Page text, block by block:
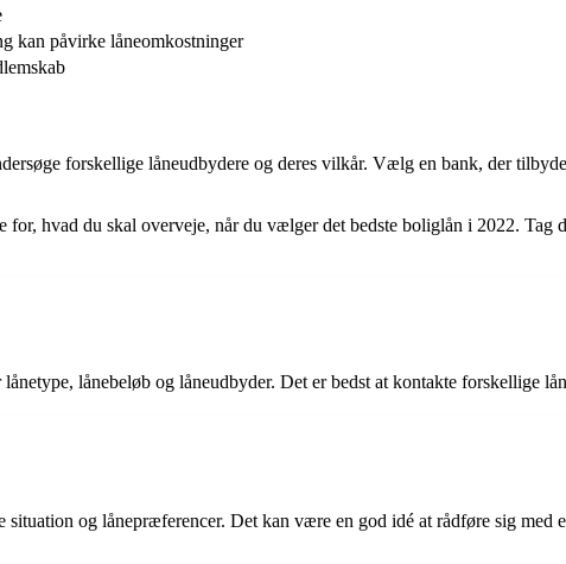
kan påvirke låneomkostninger
forskellige låneudbydere og deres vilkår. Vælg en bank, der
for, hvad du skal overveje, når du vælger det bedste boliglån i 2022.
lånebeløb og låneudbyder. Det er bedst at kontakte forskellige
og lånepræferencer. Det kan være en god idé at rådføre sig